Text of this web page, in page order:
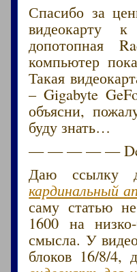
Спасибо за
видеокарту
допотопная
компьютер
Такая
– Gigabyte
объясни,
буду знать…
— — — — —
Даю ссылку
кардинальный
саму статью
1600 на
смысла. У
блоков 16/8/